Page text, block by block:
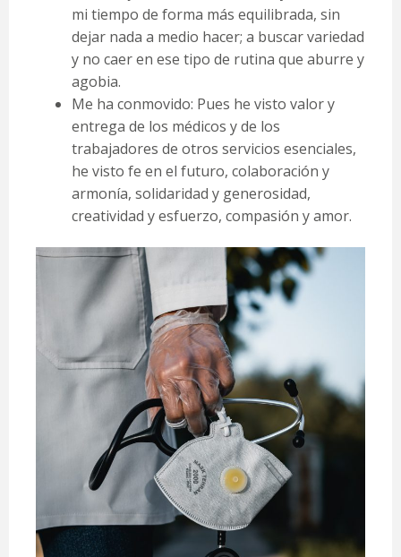
mi tiempo de forma más equilibrada, sin
dejar nada a medio hacer; a buscar variedad
y no caer en ese tipo de rutina que aburre y
agobia.
Me ha conmovido: Pues he visto valor y
entrega de los médicos y de los
trabajadores de otros servicios esenciales,
he visto fe en el futuro, colaboración y
armonía, solidaridad y generosidad,
creatividad y esfuerzo, compasión y amor.